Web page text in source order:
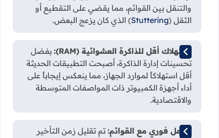
والتنقل بين القوائم، مما يقضي على التقطيع أو
الثقل (Stuttering) الذي كان يزعج البعض.
استهلاك أقل للذاكرة العشوائية (RAM):
بفضل
تحسينات إدارة الذاكرة، أصبحت التطبيقات الحديثة
أقل استهلاكاً لموارد الجهاز، مما ينعكس إيجاباً على
أداء أجهزة الكمبيوتر ذات المواصفات المتوسطة
والاقتصادية.
تفاعل فوري مع القوائم: تم تقليل زمن التأخير